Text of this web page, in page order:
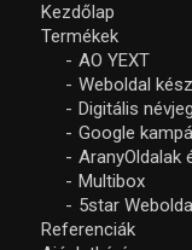
Kezdőlap
Termékek
AO YEXT
Weboldal
Digitális
Google
AranyOldalak
Multibox
5star Weboldal
Referenciák